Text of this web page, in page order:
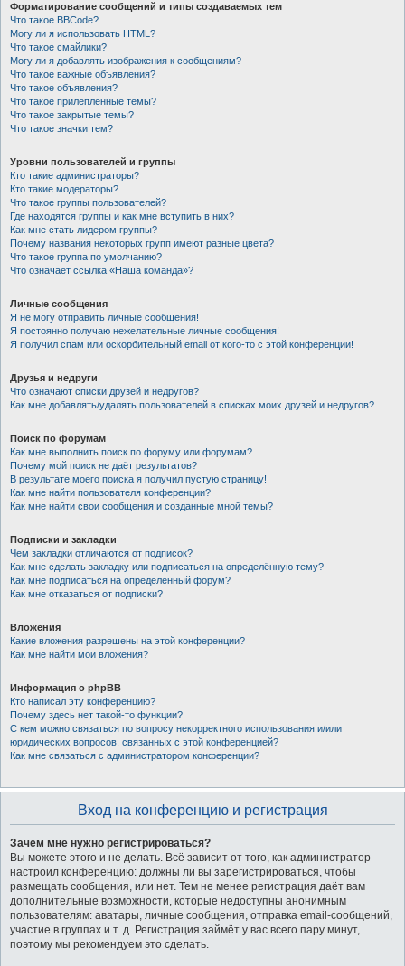
Форматирование сообщений и типы создаваемых тем
Что такое BBCode?
Могу ли я использовать HTML?
Что такое смайлики?
Могу ли я добавлять изображения к сообщениям?
Что такое важные объявления?
Что такое объявления?
Что такое прилепленные темы?
Что такое закрытые темы?
Что такое значки тем?
Уровни пользователей и группы
Кто такие администраторы?
Кто такие модераторы?
Что такое группы пользователей?
Где находятся группы и как мне вступить в них?
Как мне стать лидером группы?
Почему названия некоторых групп имеют разные цвета?
Что такое группа по умолчанию?
Что означает ссылка «Наша команда»?
Личные сообщения
Я не могу отправить личные сообщения!
Я постоянно получаю нежелательные личные сообщения!
Я получил спам или оскорбительный email от кого-то с этой конференции!
Друзья и недруги
Что означают списки друзей и недругов?
Как мне добавлять/удалять пользователей в списках моих друзей и недругов?
Поиск по форумам
Как мне выполнить поиск по форуму или форумам?
Почему мой поиск не даёт результатов?
В результате моего поиска я получил пустую страницу!
Как мне найти пользователя конференции?
Как мне найти свои сообщения и созданные мной темы?
Подписки и закладки
Чем закладки отличаются от подписок?
Как мне сделать закладку или подписаться на определённую тему?
Как мне подписаться на определённый форум?
Как мне отказаться от подписки?
Вложения
Какие вложения разрешены на этой конференции?
Как мне найти мои вложения?
Информация о phpBB
Кто написал эту конференцию?
Почему здесь нет такой-то функции?
С кем можно связаться по вопросу некорректного использования и/или
юридических вопросов, связанных с этой конференцией?
Как мне связаться с администратором конференции?
Вход на конференцию и регистрация
Зачем мне нужно регистрироваться?
Вы можете этого и не делать. Всё зависит от того, как администратор
настроил конференцию: должны ли вы зарегистрироваться, чтобы
размещать сообщения, или нет. Тем не менее регистрация даёт вам
дополнительные возможности, которые недоступны анонимным
пользователям: аватары, личные сообщения, отправка email-сообщений,
участие в группах и т. д. Регистрация займёт у вас всего пару минут,
поэтому мы рекомендуем это сделать.